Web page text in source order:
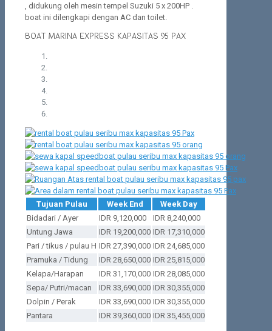
, didukung oleh mesin tempel Suzuki 5 x 200HP .
boat ini dilengkapi dengan AC dan toilet.
BOAT MARINA EXPRESS KAPASITAS 95 PAX
Tujuan Pulau Week End
Week Day
Bidadari / Ayer
IDR 9,120,000
IDR 8,240,000
Untung Jawa
IDR 19,200,000 IDR 17,310,000
Pari / tikus / pulau H IDR 27,390,000 IDR 24,685,000
Pramuka / Tidung
IDR 28,650,000 IDR 25,815,000
Kelapa/Harapan
IDR 31,170,000 IDR 28,085,000
Sepa/ Putri/macan
IDR 33,690,000 IDR 30,355,000
Dolpin / Perak
IDR 33,690,000 IDR 30,355,000
Pantara
IDR 39,360,000 IDR 35,455,000